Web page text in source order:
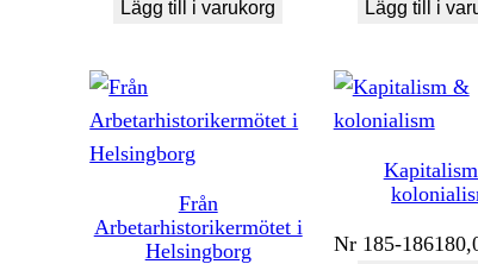
Lägg till i varukorg Lägg till i
Från
Arbetarhistorikermötet i
Helsingborg
Nr 185-186